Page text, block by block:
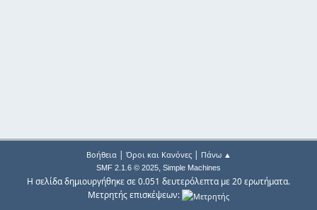
Βοήθεια| Όροι και Κανόνες| Πάνω ▲
SMF 2.1.6 © 2025, Simple Machines
Η σελίδα δημιουργήθηκε σε 0.051 δευτερόλεπτα με 20 ερωτήματα.
Μετρητής επισκέψεων: